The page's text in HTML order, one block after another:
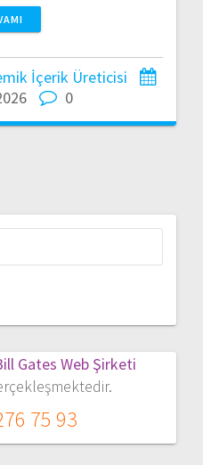
İçerik Üreticisi
0
Gates Web Şirketi
75 93